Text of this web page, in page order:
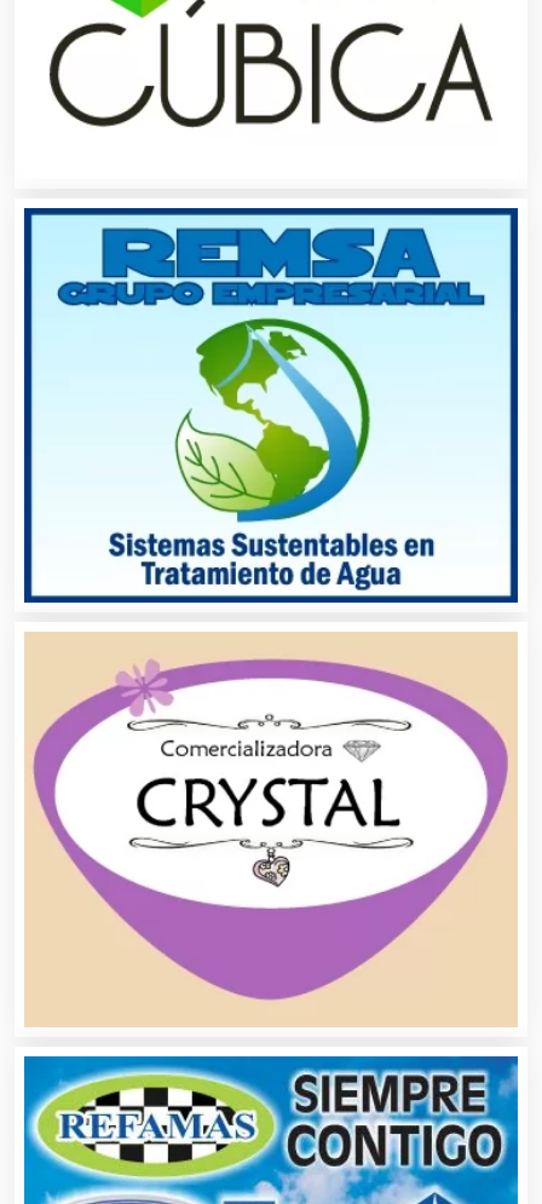
Animadores de Eventos
Aparatos y Equipos Eléctricos
Artes Gráficas
Artículos de Oficina
Artículos de Piel
Artículos Deportivos
Artículos Importados
Artículos para el Hogar
Artículos para Regalos
Artículos Personales
Artículos Publicitarios
Aseguradoras
Asesores Técnicos